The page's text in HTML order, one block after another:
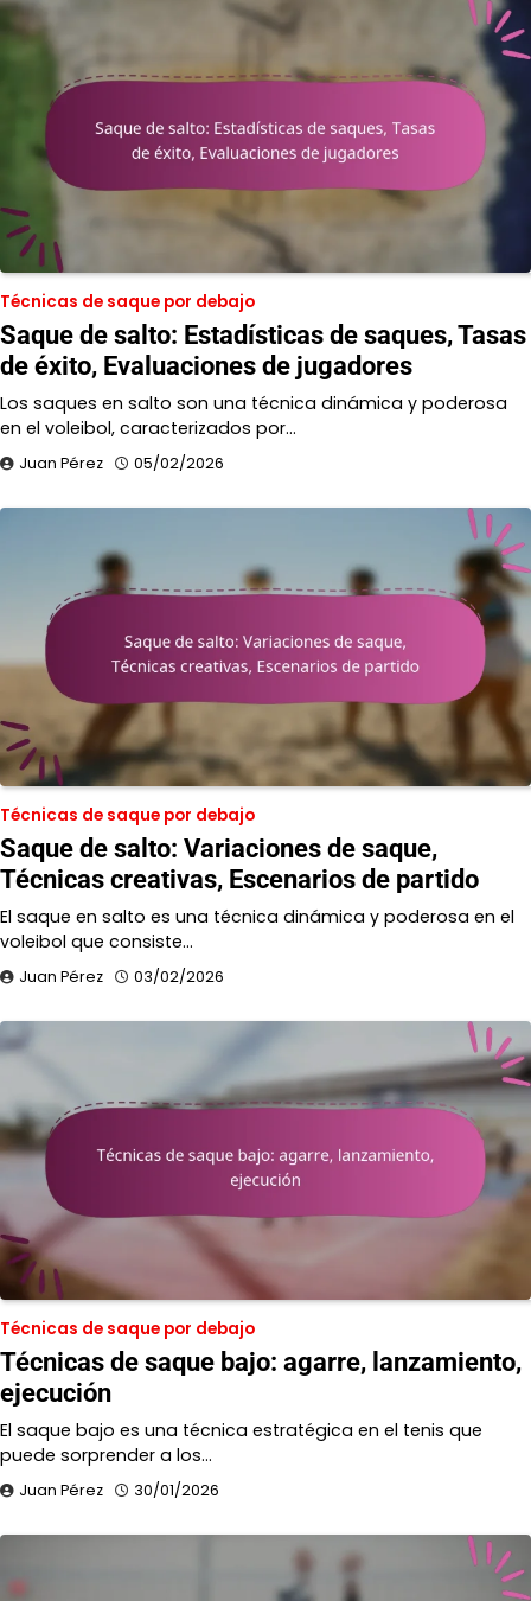
Técnicas de saque por debajo
Saque de salto: Estadísticas de saques, Tasas
de éxito, Evaluaciones de jugadores
Los saques en salto son una técnica dinámica y poderosa
en el voleibol, caracterizados por…
Juan Pérez 05/02/2026
Técnicas de saque por debajo
Saque de salto: Variaciones de saque,
Técnicas creativas, Escenarios de partido
El saque en salto es una técnica dinámica y poderosa en el
voleibol que consiste…
Juan Pérez 03/02/2026
Técnicas de saque por debajo
Técnicas de saque bajo: agarre, lanzamiento,
ejecución
El saque bajo es una técnica estratégica en el tenis que
puede sorprender a los…
Juan Pérez 30/01/2026